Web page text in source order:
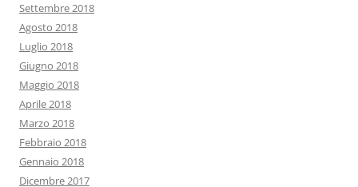
Settembre 2018
Agosto 2018
Luglio 2018
Giugno 2018
Maggio 2018
Aprile 2018
Marzo 2018
Febbraio 2018
Gennaio 2018
Dicembre 2017